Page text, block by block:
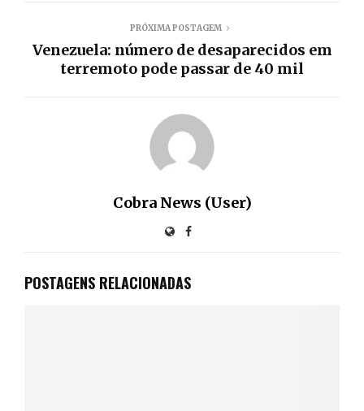
PRÓXIMA POSTAGEM
Venezuela: número de desaparecidos em
terremoto pode passar de 40 mil
Cobra News (User)
POSTAGENS RELACIONADAS